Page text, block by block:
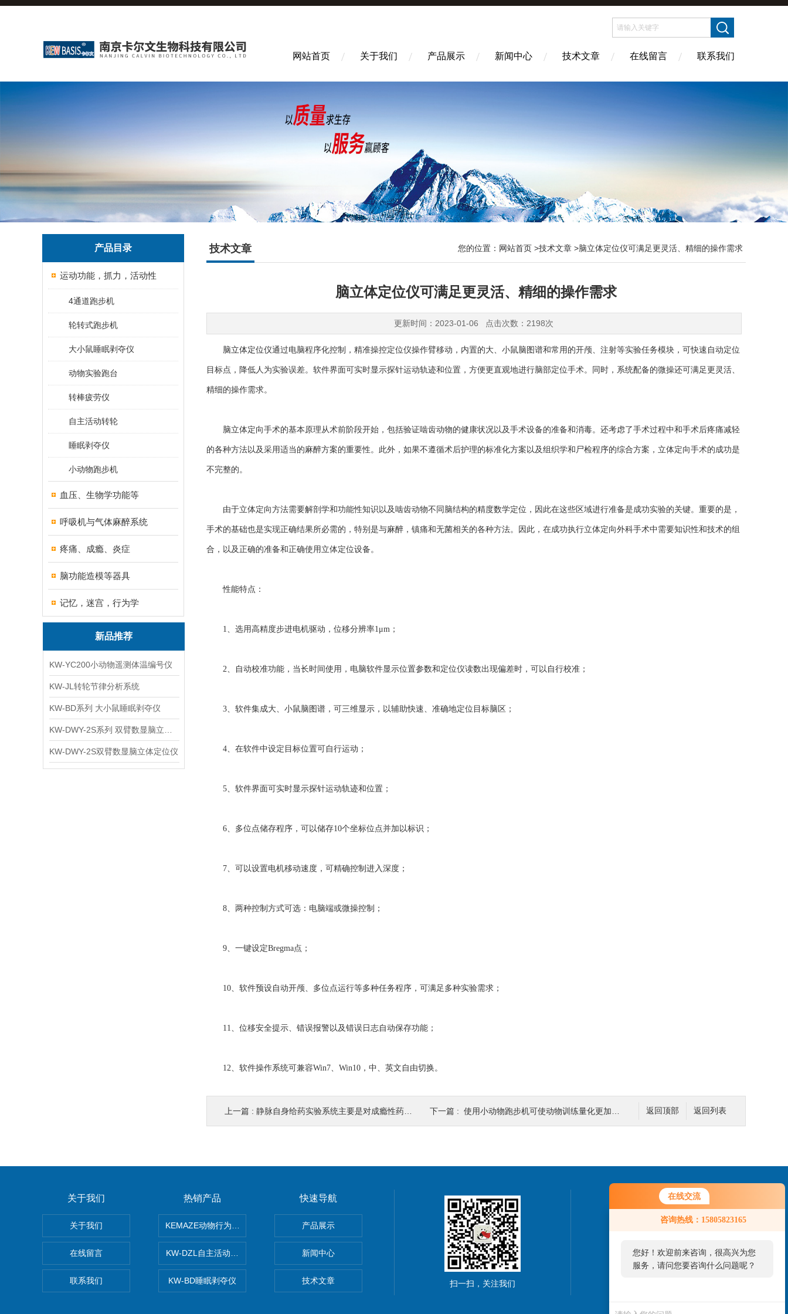
在线交流
咨询热线：15805823165
您好！欢迎前来咨询，很高兴为您
服务，请问您要咨询什么问题呢？
网站首页 关于我们 产品展示 新闻中心 技术文章 在线留言 联系我们
产品目录
运动功能，抓力，活动性
4通道跑步机
轮转式跑步机
大小鼠睡眠剥夺仪
动物实验跑台
转棒疲劳仪
自主活动转轮
睡眠剥夺仪
小动物跑步机
血压、生物学功能等
呼吸机与气体麻醉系统
疼痛、成瘾、炎症
脑功能造模等器具
记忆，迷宫，行为学
新品推荐
KW-YC200小动物遥测体温编号仪
KW-JL转轮节律分析系统
KW-BD系列 大小鼠睡眠剥夺仪
KW-DWY-2S双臂数显脑立体定位仪
技术文章 您的位置： 网站首页 >技术文章 >脑立体定位仪可满足更灵活、精细的操作需求
脑立体定位仪可满足更灵活、精细的操作需求
更新时间：2023-01-06 点击次数：2198次
脑立体定位仪通过电脑程序化控制，精准操控定位仪操作臂移动，内置的大、小鼠脑图谱和常用的开颅、注射等实验任务模块，可快速自动定位
目标点，降低人为实验误差。软件界面可实时显示探针运动轨迹和位置，方便更直观地进行脑部定位手术。同时，系统配备的微操还可满足更灵活、
精细的操作需求。
脑立体定向手术的基本原理从术前阶段开始，包括验证啮齿动物的健康状况以及手术设备的准备和消毒。还考虑了手术过程中和手术后疼痛减轻
的各种方法以及采用适当的麻醉方案的重要性。此外，如果不遵循术后护理的标准化方案以及组织学和尸检程序的综合方案，立体定向手术的成功是
不完整的。
由于立体定向方法需要解剖学和功能性知识以及啮齿动物不同脑结构的精度数学定位，因此在这些区域进行准备是成功实验的关键。重要的是，
手术的基础也是实现正确结果所必需的，特别是与麻醉，镇痛和无菌相关的各种方法。因此，在成功执行立体定向外科手术中需要知识性和技术的组
合，以及正确的准备和正确使用立体定位设备。
性能特点：
1、选用高精度步进电机驱动，位移分辨率1μm；
2、自动校准功能，当长时间使用，电脑软件显示位置参数和定位仪读数出现偏差时，可以自行校准；
3、软件集成大、小鼠脑图谱，可三维显示，以辅助快速、准确地定位目标脑区；
4、在软件中设定目标位置可自行运动；
5、软件界面可实时显示探针运动轨迹和位置；
6、多位点储存程序，可以储存10个坐标位点并加以标识；
7、可以设置电机移动速度，可精确控制进入深度；
8、两种控制方式可选：电脑端或微操控制；
9、一键设定Bregma点；
10、软件预设自动开颅、多位点运行等多种任务程序，可满足多种实验需求；
11、位移安全提示、错误报警以及错误日志自动保存功能；
12、软件操作系统可兼容Win7、Win10，中、英文自由切换。
返回列表
返回顶部
上一篇 : 静脉自身给药实验系统主要是对成瘾性药物研究 下一篇 : 使用小动物跑步机可使动物训练量化更加准确
关于我们
关于我们
在线留言
联系我们
热销产品
KEMAZE动物行为学分析系统
KW-DZL自主活动转轮系统
KW-BD睡眠剥夺仪
快速导航
产品展示
新闻中心
技术文章 扫一扫，关注我们
联系我们
13701930554